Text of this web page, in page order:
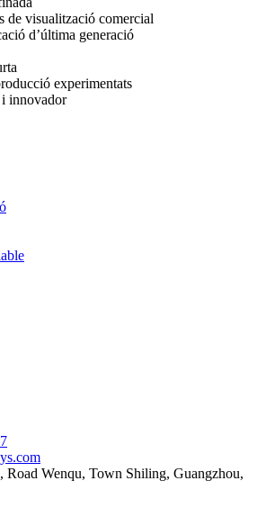
de visualització comercial
d’última generació
experimentats
innovador
Road Wenqu, Town Shiling, Guangzhou,